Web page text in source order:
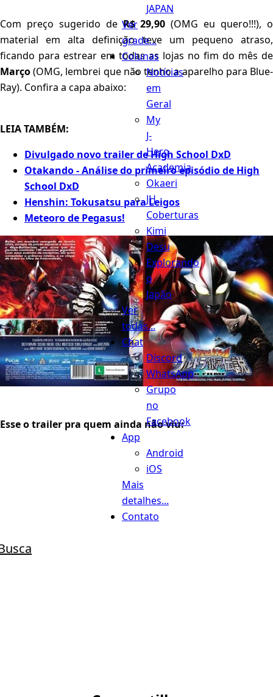
JAPAN
Ver
grade...
Colunas
Notícias
em
Geral
My
J-
Hero
Academia
Okaeri
JH
Coberturas
Kimi
Desu
Explorando
o
Japão
Ver
todas...
Chat
Discord
WhatsApp
Grupo
no
Facebook
App
Android
iOS
Mais
detalhes...
Contato
Com preço sugerido deR$ 29,90 (OMG eu quero!!!), o
material em alta definição teve um pequeno atraso,
ficando para estrear em todas as lojas no fim do mês de
Março(OMG, lembrei que não tenho a aparelho para Blue-
Ray). Confira a capa abaixo:
LEIA TAMBÉM:
Divulgado novo trailer de High School DxD
Otakando - Análise do primeiro episódio de High
School DxD
Henshin: Tokusatsu para Leigos
Meteoro de Pegasus!
Esse o trailer pra quem ainda não viu: